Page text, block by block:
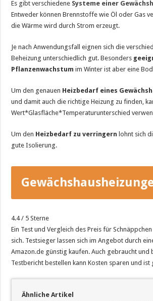
Es gibt verschiedene Systeme einer
Entweder können Brennstoffe wie Öl oder Gas
die Wärme wird durch Strom erzeugt.
Je nach Anwendungsfall eignen sich die
Beheizung unterschiedlich gut. Besonders
Pflanzenwachstum im Winter ist aber eine
Um den genauen Heizbedarf eines
und damit auch die richtige Heizung zu finden,
Wert*Glasfläche*Temperaturunterschied
Um den Heizbedarf zu verringern lohnt sich
gute Isolierung.
vergleichen »
4.4/ 5 Sterne
Ein Test und Vergleich des Preis für
sich. Testsieger lassen sich im Angebot durch
Amazon.de günstig kaufen. Auch gebraucht und
Testbericht bestellen kann Kosten sparen und ist
Ähnliche Artikel